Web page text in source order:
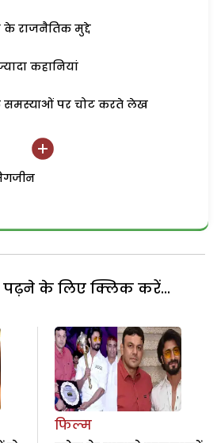
राजनैतिक मुद्दे
कहानियां
समस्याओं पर चोट करते लेख
पढ़ने के लिए क्लिक करें...
फिल्म